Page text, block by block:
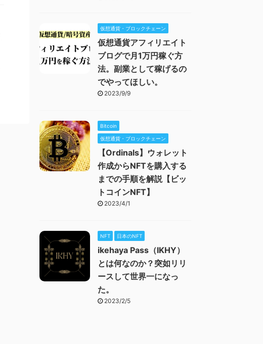
仮想通貨・ブロックチェーン
仮想通貨アフィリエイト
ブログで月1万円稼ぐ方
法。副業として稼げるの
でやってほしい。
2023/9/9
Bitcoin
仮想通貨・ブロックチェーン
【Ordinals】ウォレット
作成からNFTを購入する
までの手順を解説【ビッ
トコインNFT】
2023/4/1
NFT 日本のNFT
ikehaya Pass（IKHY）
とは何なのか？突如リリ
ースして世界一になっ
た。
2023/2/5